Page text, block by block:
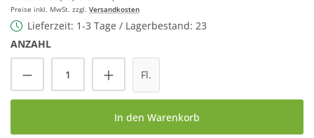
Preise inkl. MwSt. zzgl. Versandkosten
Lieferzeit: 1-3 Tage / Lagerbestand: 23
ANZAHL
Produkt Anzahl: Gib den gewünschten
Fl.
In den Warenkorb